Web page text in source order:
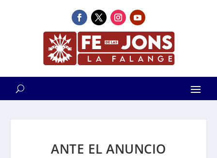
ANTE EL ANUNCIO